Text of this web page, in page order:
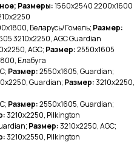
Размеры:1560х2540 2200х1600
Беларусь/Гомель; Размер:
3210х2250, AGC Guardian
AGC; Размер:2550х1605
Елабуга
Размер:2550х1605, Guardian;
Guardian; Размер:3210х2250,
Размер:2550х1605, Guardian;
3210х2250, Pilkington
Размер:3210х2250, AGC;
3210х2550, Pilkington